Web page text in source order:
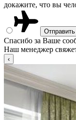
докажите, что вы
Спасибо за Ваше
Наш менеджер